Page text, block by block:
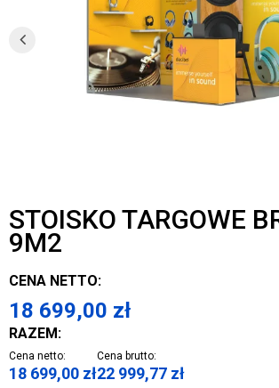
STOISKO TARGOWE
9M2
CENA NETTO:
18 699,00 zł
RAZEM:
Cena netto:
18 699,00 zł
Cena brutto:
22 999,77 zł